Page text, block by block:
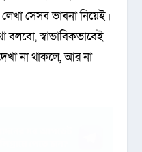
সেসব ভাবনা নিয়েই।
বলবো, স্বাভাবিকভাবেই
না থাকলে, আর না